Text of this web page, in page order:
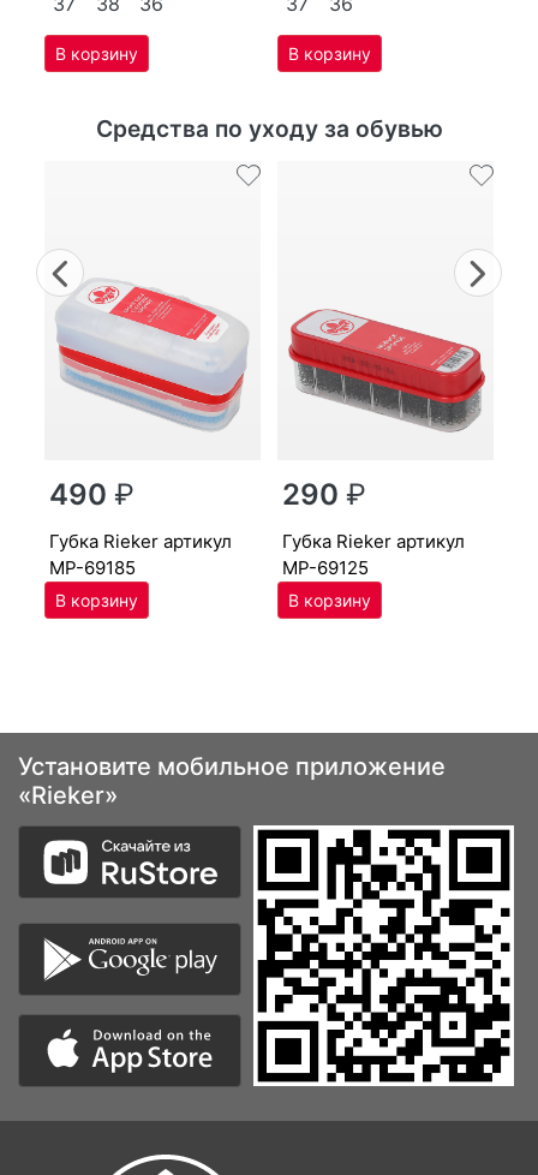
Средства по уходу за обувью
Previous
490₽
губ­ка Ri­eker артикул
MP-69185
290₽
губ­ка Ri­eker артикул
MP-69125
Установите мобильное приложение
«Rieker»